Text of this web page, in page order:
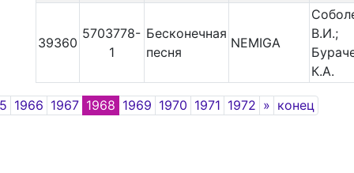
39360
5703778-
1
Бесконечная
песня
NEMIGA
В.И.;
К.А.
1966 1967 1968 1969 1970 1971 1972 » Next
конец